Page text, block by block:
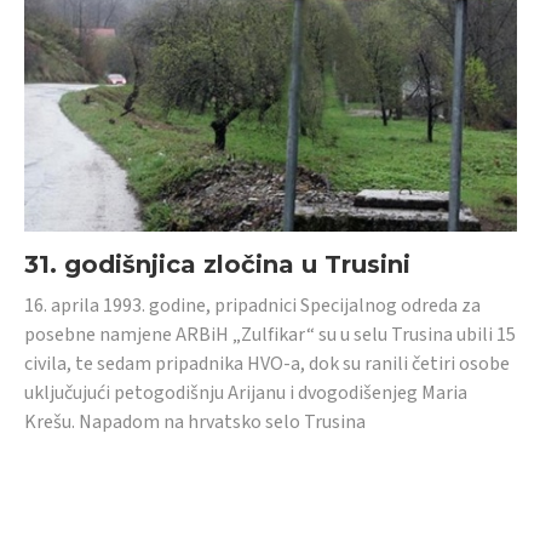
31. godišnjica zločina u Trusini
16. aprila 1993. godine, pripadnici Specijalnog odreda za
posebne namjene ARBiH „Zulfikar“ su u selu Trusina ubili 15
civila, te sedam pripadnika HVO-a, dok su ranili četiri osobe
uključujući petogodišnju Arijanu i dvogodišenjeg Maria
Krešu. Napadom na hrvatsko selo Trusina